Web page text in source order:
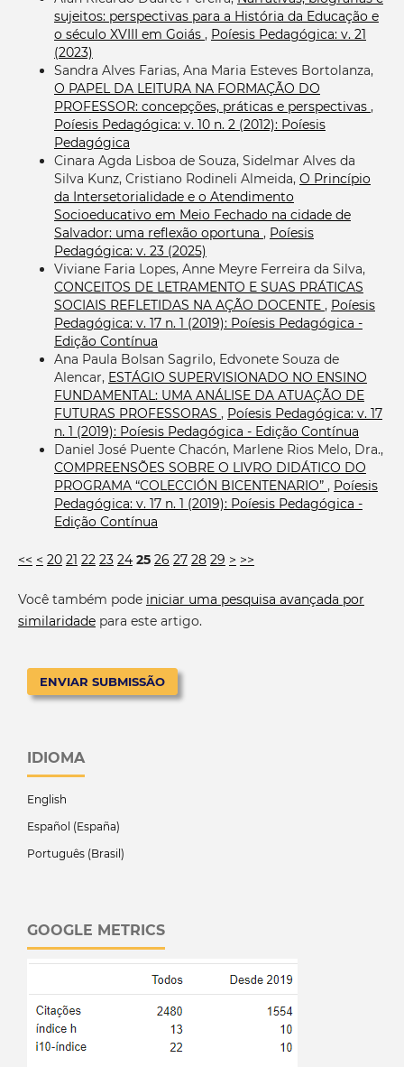
sujeitos: perspectivas para a História da Educação e
o século XVIII em Goiás , Poíesis Pedagógica: v. 21
(2023)
Sandra Alves Farias, Ana Maria Esteves Bortolanza,
O PAPEL DA LEITURA NA FORMAÇÃO DO
PROFESSOR: concepções, práticas e perspectivas ,
Poíesis Pedagógica: v. 10 n. 2 (2012): Poíesis
Pedagógica
Cinara Agda Lisboa de Souza, Sidelmar Alves da
Silva Kunz, Cristiano Rodineli Almeida, O Princípio
da Intersetorialidade e o Atendimento
Socioeducativo em Meio Fechado na cidade de
Salvador: uma reflexão oportuna , Poíesis
Pedagógica: v. 23 (2025)
Viviane Faria Lopes, Anne Meyre Ferreira da Silva,
CONCEITOS DE LETRAMENTO E SUAS PRÁTICAS
SOCIAIS REFLETIDAS NA AÇÃO DOCENTE , Poíesis
Pedagógica: v. 17 n. 1 (2019): Poíesis Pedagógica -
Edição Contínua
Ana Paula Bolsan Sagrilo, Edvonete Souza de
Alencar, ESTÁGIO SUPERVISIONADO NO ENSINO
FUNDAMENTAL: UMA ANÁLISE DA ATUAÇÃO DE
FUTURAS PROFESSORAS , Poíesis Pedagógica: v. 17
n. 1 (2019): Poíesis Pedagógica - Edição Contínua
Daniel José Puente Chacón, Marlene Rios Melo, Dra.,
COMPREENSÕES SOBRE O LIVRO DIDÁTICO DO
PROGRAMA “COLECCIÓN BICENTENARIO” , Poíesis
Pedagógica: v. 17 n. 1 (2019): Poíesis Pedagógica -
Edição Contínua
<< < 20 21 22 23 24 25 26 27 28 29 > >>
Você também pode iniciar uma pesquisa avançada por
similaridadepara este artigo.
ENVIAR SUBMISSÃO
IDIOMA
English
Español (España)
Português (Brasil)
GOOGLE METRICS